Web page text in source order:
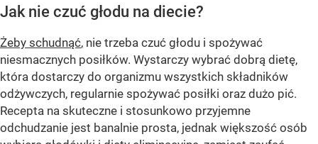
Jak nie czuć głodu na diecie?
Żeby schudnąć, nie trzeba czuć głodu i spożywać
niesmacznych posiłków. Wystarczy wybrać dobrą dietę,
która dostarczy do organizmu wszystkich składników
odżywczych, regularnie spożywać posiłki oraz dużo pić.
Recepta na skuteczne i stosunkowo przyjemne
odchudzanie jest banalnie prosta, jednak większość osób